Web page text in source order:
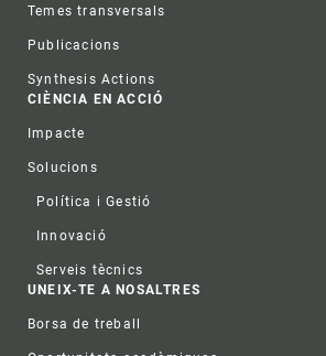
Temes transversals
Publicacions
Synthesis Actions
CIÈNCIA EN ACCIÓ
Impacte
Solucions
Política i Gestió
Innovació
Serveis tècnics
UNEIX-TE A NOSALTRES
Borsa de treball